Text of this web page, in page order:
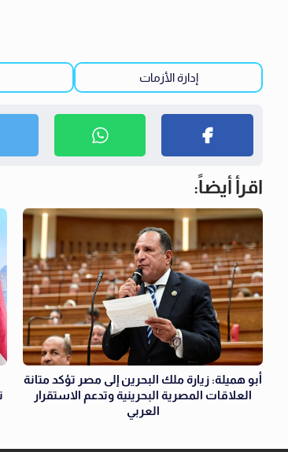
إدارة الأزمات
اقرأ أيضاً:
أبو هميلة: زيارة ملك البحرين إلى مصر تؤكد متانة
العلاقات المصرية البحرينية وتدعم الاستقرار
العربي